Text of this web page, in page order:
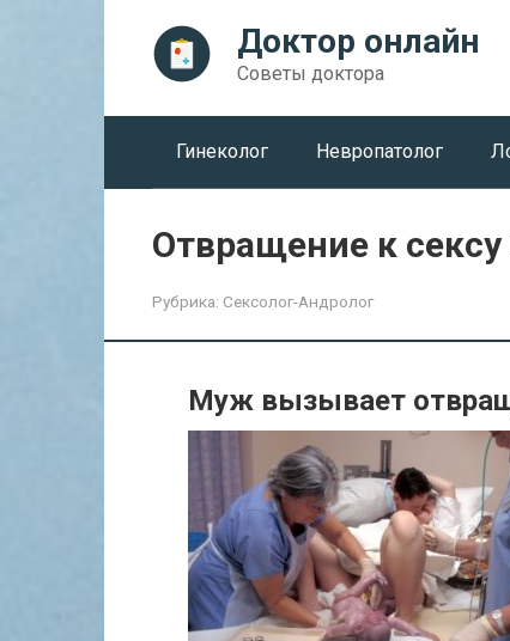
Доктор онлайн
Советы доктора
Гинеколог Невропатолог
Отвращение к
Рубрика: Сексолог-Андролог
Муж вызывает